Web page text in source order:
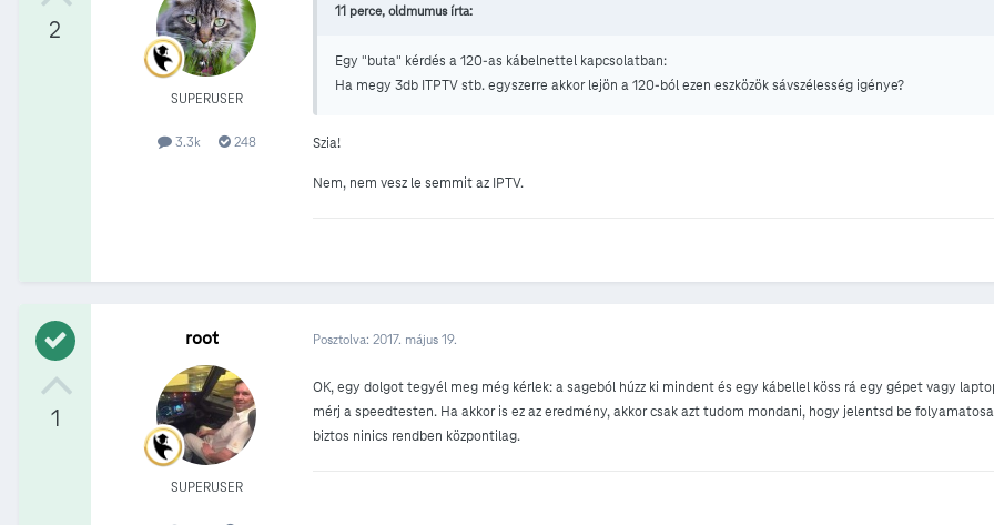
2
SUPERUSER
3.3k 248
11 perce, oldmumus írta:
Egy "buta" kérdés a 120-as kábelnettel kapcsolatban:
Ha megy 3db ITPTV stb. egyszerre akkor lejön a 120-ból ezen eszközök sávszélesség igénye?
Szia!
Nem, nem vesz le semmit az IPTV.
1
root
SUPERUSER
Posztolva: 2017. május 19.
OK, egy dolgot tegyél meg még kérlek: a sageból húzz ki mindent és egy kábellel köss rá egy gépet vagy
mérj a speedtesten. Ha akkor is ez az eredmény, akkor csak azt tudom mondani, hogy jelentsd be
biztos ninics rendben központilag.